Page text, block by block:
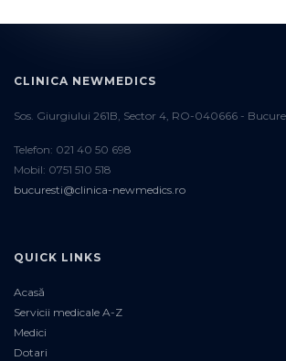
CLINICA NEWMEDICS
Sos. Giurgiului 261B, Sector 4, RO-040666 -
Telefon: 021 40 50 698
Mobil: 0751 510 518
bucuresti@clinica-newmedics.ro
QUICK LINKS
Acasă
Servicii medicale A-Z
Medici
Dotari